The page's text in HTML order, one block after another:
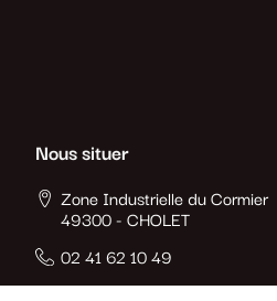
Nous situer
Zone Industrielle du Cormier
49300 - CHOLET
02 41 62 10 49